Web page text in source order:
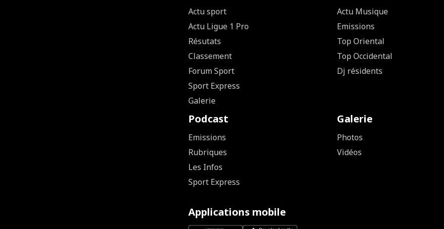
Actu sport
Actu Ligue 1 Pro
Résutats
Classement
Forum Sport
Sport Express
Galerie
Actu Musique
Emissions
Top Oriental
Top Occidental
Dj résidents
Podcast
Emissions
Rubriques
Les Infos
Sport Express
Galerie
Photos
Vidéos
Applications mobile